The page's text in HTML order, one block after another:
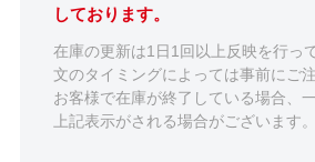
しております。
在庫の更新は1日1回以上反映を行っ
文のタイミングによっては事前にご
お客様で在庫が終了している場合、
上記表示がされる場合がございます